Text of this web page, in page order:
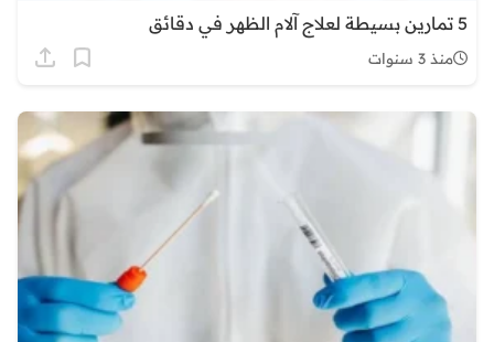
5 تمارين بسيطة لعلاج آلام الظهر في دقائق
منذ 3 سنوات